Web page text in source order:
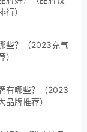
行）
些？（2023充气
有哪些？（2023
品牌推荐）